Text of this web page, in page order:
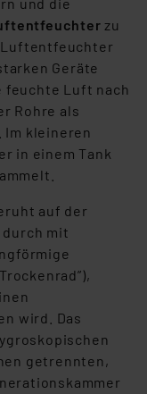
zu
Luftentfeuchter
Geräte
feuchte Luft nach
Rohre als
Im kleineren
in einem Tank
auf der
durch mit
wird. Das
getrennten,